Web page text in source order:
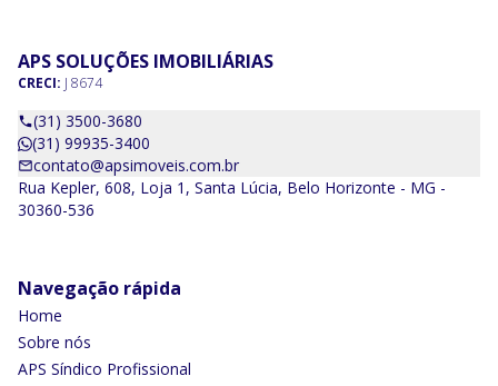
APS SOLUÇÕES IMOBILIÁRIAS
CRECI: J 8674
(31) 3500-3680
(31) 99935-3400
contato@apsimoveis.com.br
Rua Kepler, 608, Loja 1, Santa Lúcia, Belo Horizonte - MG -
30360-536
Navegação rápida
Home
Sobre nós
APS Síndico Profissional